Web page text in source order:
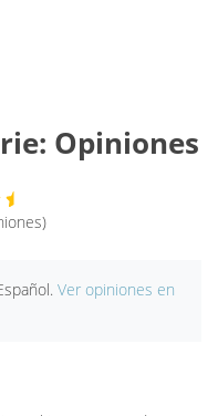
Opiniones
Ver opiniones en